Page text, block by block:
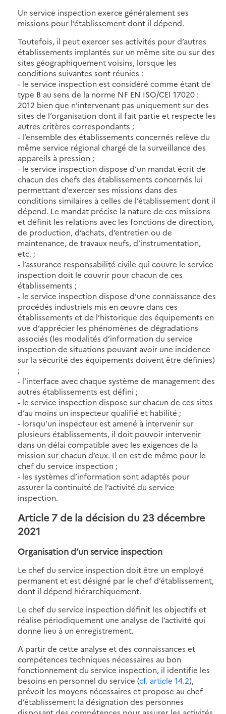
Un service inspection exerce généralement ses
missions pour l’établissement dont il dépend.
Toutefois, il peut exercer ses activités pour d’autres
établissements implantés sur un même site ou sur des
sites géographiquement voisins, lorsque les
conditions suivantes sont réunies :
- le service inspection est considéré comme étant de
type B au sens de la norme NF EN ISO/CEI 17020 :
2012 bien que n’intervenant pas uniquement sur des
sites de l’organisation dont il fait partie et respecte les
autres critères correspondants ;
- l’ensemble des établissements concernés relève du
même service régional chargé de la surveillance des
appareils à pression ;
- le service inspection dispose d’un mandat écrit de
chacun des chefs des établissements concernés lui
permettant d’exercer ses missions dans des
conditions similaires à celles de l’établissement dont il
dépend. Le mandat précise la nature de ces missions
et définit les relations avec les fonctions de direction,
de production, d’achats, d’entretien ou de
maintenance, de travaux neufs, d’instrumentation,
etc. ;
- l’assurance responsabilité civile qui couvre le service
inspection doit le couvrir pour chacun de ces
établissements ;
- le service inspection dispose d’une connaissance des
procédés industriels mis en œuvre dans ces
établissements et de l’historique des équipements en
vue d’apprécier les phénomènes de dégradations
associés (les modalités d’information du service
inspection de situations pouvant avoir une incidence
sur la sécurité des équipements doivent être définies)
;
- l’interface avec chaque système de management des
autres établissements est défini ;
- le service inspection dispose sur chacun de ces sites
d’au moins un inspecteur qualifié et habilité ;
- lorsqu’un inspecteur est amené à intervenir sur
plusieurs établissements, il doit pouvoir intervenir
dans un délai compatible avec les exigences de la
mission sur chacun d’eux. Il en est de même pour le
chef du service inspection ;
- les systèmes d’information sont adaptés pour
assurer la continuité de l’activité du service
inspection.
Article 7 de la décision du 23 décembre
2021
Organisation d’un service inspection
Le chef du service inspection doit être un employé
permanent et est désigné par le chef d’établissement,
dont il dépend hiérarchiquement.
Le chef du service inspection définit les objectifs et
réalise périodiquement une analyse de l’activité qui
donne lieu à un enregistrement.
A partir de cette analyse et des connaissances et
compétences techniques nécessaires au bon
fonctionnement du service inspection, il identifie les
besoins en personnel du service (cf. article 14.2),
prévoit les moyens nécessaires et propose au chef
d’établissement la désignation des personnes